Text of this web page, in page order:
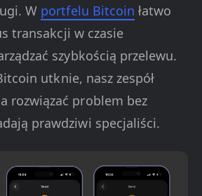
W portfelu Bitcoin łatwo
transakcji w czasie
szybkością przelewu.
utknie, nasz zespół
rozwiązać problem bez
prawdziwi specjaliści.